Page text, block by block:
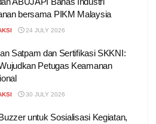
bersama PIKM Malaysia
24 JULY 2026
Satpam dan Sertifikasi SKKNI:
Petugas Keamanan
30 JULY 2026
untuk Sosialisasi Kegiatan,